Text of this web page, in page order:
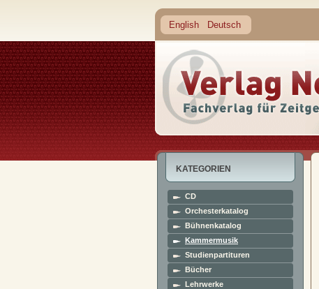
English Deutsch
KATEGORIEN
CD
Orchesterkatalog
Bühnenkatalog
Kammermusik
Studienpartituren
Bücher
Lehrwerke